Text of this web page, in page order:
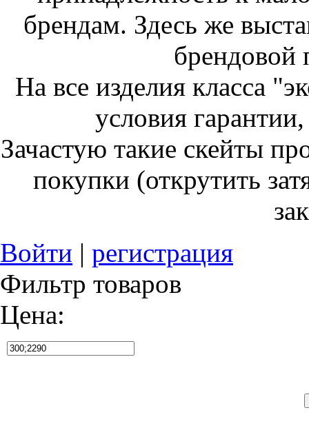
брендам. Здесь же
брендовой
На все изделия класса
условия
Зачастую такие скейты
покупки (открутить
Войти | регистрация
Фильтр товаров
Цена: